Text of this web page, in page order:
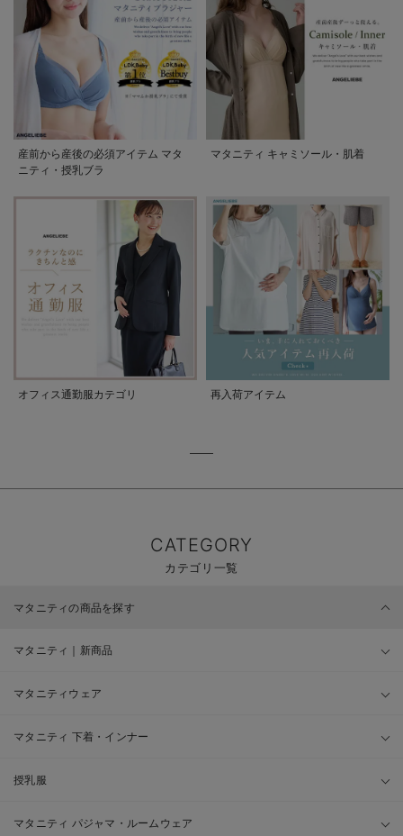
産前から産後の必須アイテム マタ
ニティ・授乳ブラ
マタニティ キャミソール・肌着
オフィス通勤服カテゴリ 再入荷アイテム
CATEGORY
カテゴリ一覧
マタニティの商品を探す
マタニティ｜新商品
マタニティウェア
マタニティ 下着・インナー
授乳服
マタニティ パジャマ・ルームウェア